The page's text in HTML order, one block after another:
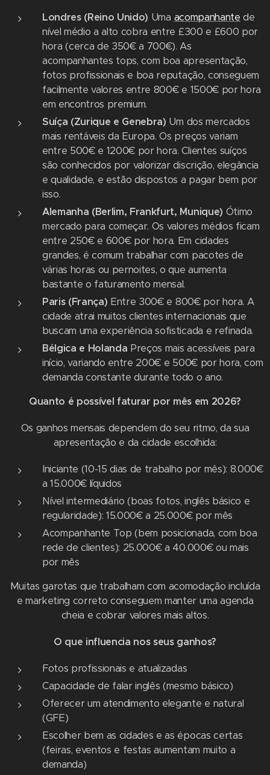
Londres (Reino Unido) Uma acompanhante de
nível médio a alto cobra entre £300 e £600 por
hora (cerca de 350€ a 700€). As
acompanhantes tops, com boa apresentação,
fotos profissionais e boa reputação, conseguem
facilmente valores entre 800€ e 1500€ por hora
em encontros premium.
Suíça (Zurique e Genebra) Um dos mercados
mais rentáveis da Europa. Os preços variam
entre 500€ e 1200€ por hora. Clientes suíços
são conhecidos por valorizar discrição, elegância
e qualidade, e estão dispostos a pagar bem por
isso.
Alemanha (Berlim, Frankfurt, Munique) Ótimo
mercado para começar. Os valores médios ficam
entre 250€ e 600€ por hora. Em cidades
grandes, é comum trabalhar com pacotes de
várias horas ou pernoites, o que aumenta
bastante o faturamento mensal.
Paris (França) Entre 300€ e 800€ por hora. A
cidade atrai muitos clientes internacionais que
buscam uma experiência sofisticada e refinada.
Bélgica e Holanda Preços mais acessíveis para
início, variando entre 200€ e 500€ por hora, com
demanda constante durante todo o ano.
Quanto é possível faturar por mês em 2026?
Os ganhos mensais dependem do seu ritmo, da sua
apresentação e da cidade escolhida:
Iniciante (10-15 dias de trabalho por mês): 8.000€
a 15.000€ líquidos
Nível intermediário (boas fotos, inglês básico e
regularidade): 15.000€ a 25.000€ por mês
Acompanhante Top (bem posicionada, com boa
rede de clientes): 25.000€ a 40.000€ ou mais
por mês
Muitas garotas que trabalham com acomodação incluída
e marketing correto conseguem manter uma agenda
cheia e cobrar valores mais altos.
O que influencia nos seus ganhos?
Fotos profissionais e atualizadas
Capacidade de falar inglês (mesmo básico)
Oferecer um atendimento elegante e natural
(GFE)
Escolher bem as cidades e as épocas certas
(feiras, eventos e festas aumentam muito a
demanda)